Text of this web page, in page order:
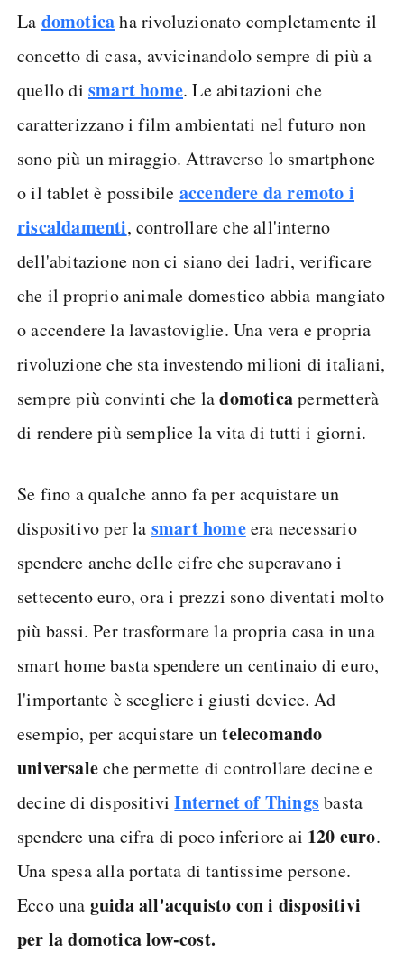
La domoticaha rivoluzionato completamente il
concetto di casa, avvicinandolo sempre di più a
quello di smart home. Le abitazioni che
caratterizzano i film ambientati nel futuro non
sono più un miraggio. Attraverso lo smartphone
o il tablet è possibile accendere da remoto i
riscaldamenti, controllare che all'interno
dell'abitazione non ci siano dei ladri, verificare
che il proprio animale domestico abbia mangiato
o accendere la lavastoviglie. Una vera e propria
rivoluzione che sta investendo milioni di italiani,
sempre più convinti che ladomoticapermetterà
di rendere più semplice la vita di tutti i giorni.
Se fino a qualche anno fa per acquistare un
dispositivo per la smart homeera necessario
spendere anche delle cifre che superavano i
settecento euro, ora i prezzi sono diventati molto
più bassi. Per trasformare la propria casa in una
smart home basta spendere un centinaio di euro,
l'importante è scegliere i giusti device. Ad
esempio, per acquistare untelecomando
universaleche permette di controllare decine e
decine di dispositiviInternet of Thingsbasta
spendere una cifra di poco inferiore ai 120 euro.
Una spesa alla portata di tantissime persone.
Ecco una guida all'acquisto con i dispositivi
per la domotica low-cost.